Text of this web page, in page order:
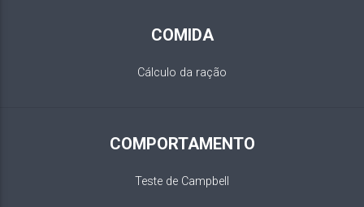
COMIDA
Cálculo da ração
COMPORTAMENTO
Teste de Campbell